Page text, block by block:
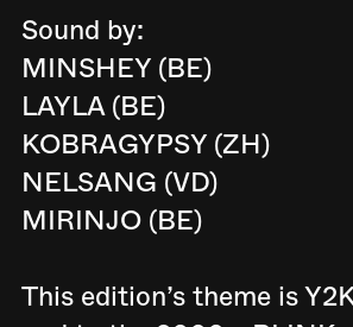
Sound by:
MINSHEY (BE)
LAYLA (BE)
KOBRAGYPSY (ZH)
NELSANG (VD)
MIRINJO (BE)
This edition’s theme is